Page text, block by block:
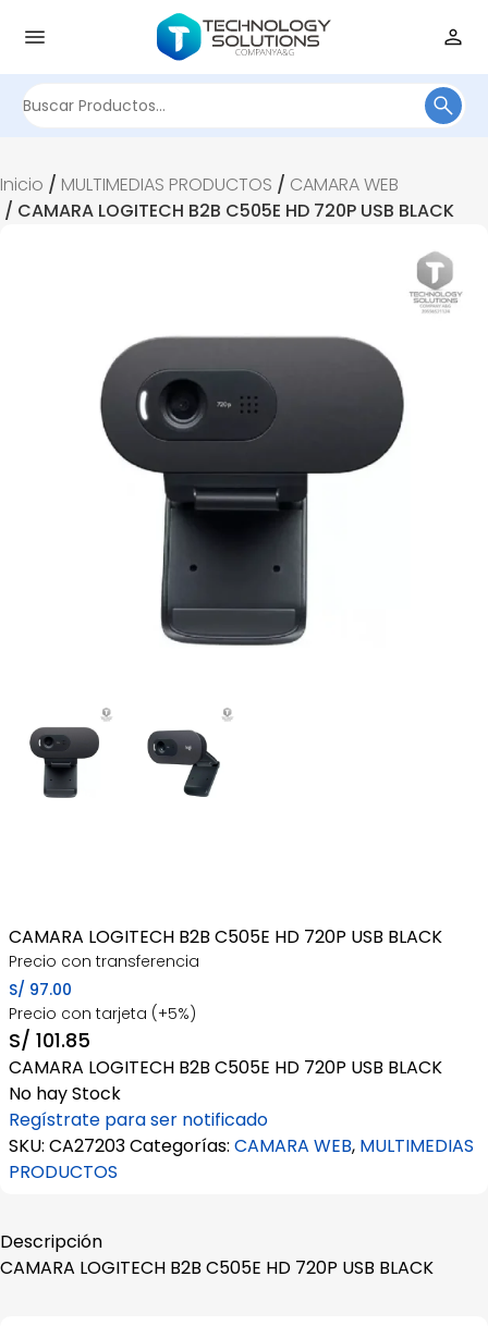
Inicio / MULTIMEDIAS PRODUCTOS / CAMARA WEB
/ CAMARA LOGITECH B2B C505E HD 720P USB BLACK
CAMARA LOGITECH B2B C505E HD 720P USB BLACK
Precio con transferencia
S/ 97.00
Precio con tarjeta (+5%)
S/ 101.85
CAMARA LOGITECH B2B C505E HD 720P USB BLACK
No hay Stock
Regístrate para ser notificado
SKU: CA27203Categorías: CAMARA WEB, MULTIMEDIAS
PRODUCTOS
Descripción
CAMARA LOGITECH B2B C505E HD 720P USB BLACK